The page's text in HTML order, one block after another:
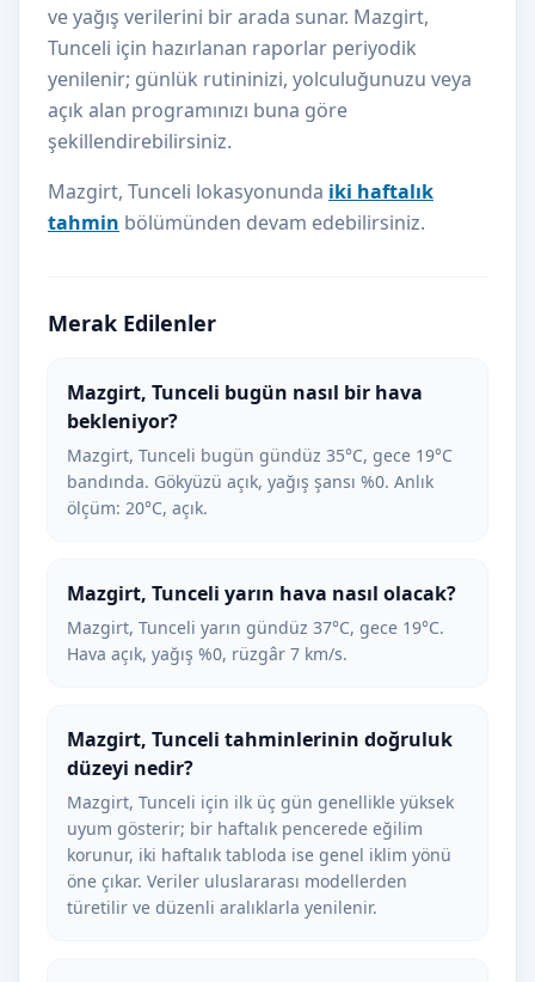
ve yağış verilerini bir arada sunar. Mazgirt,
Tunceli için hazırlanan raporlar periyodik
yenilenir; günlük rutininizi, yolculuğunuzu veya
açık alan programınızı buna göre
şekillendirebilirsiniz.
Mazgirt, Tunceli lokasyonunda iki haftalık
tahmin bölümünden devam edebilirsiniz.
Merak Edilenler
Mazgirt, Tunceli bugün nasıl bir hava
bekleniyor?
Mazgirt, Tunceli bugün gündüz 35°C, gece 19°C
bandında. Gökyüzü açık, yağış şansı %0. Anlık
ölçüm: 20°C, açık.
Mazgirt, Tunceli yarın hava nasıl olacak?
Mazgirt, Tunceli yarın gündüz 37°C, gece 19°C.
Hava açık, yağış %0, rüzgâr 7 km/s.
Mazgirt, Tunceli tahminlerinin doğruluk
düzeyi nedir?
Mazgirt, Tunceli için ilk üç gün genellikle yüksek
uyum gösterir; bir haftalık pencerede eğilim
korunur, iki haftalık tabloda ise genel iklim yönü
öne çıkar. Veriler uluslararası modellerden
türetilir ve düzenli aralıklarla yenilenir.